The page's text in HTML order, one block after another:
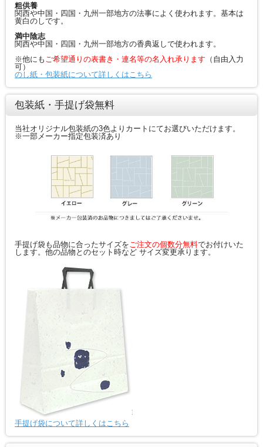
粗供養
関西や中国・四国・九州一部地方の法事によく使われます。基本は
黄白のしです。
満中陰志
関西や中国・四国・九州一部地方の香典返しで使われます。
※他にも ご希望通りの表書き・連名等の名入れ承ります （自由入力
可）
のし紙・包装紙について詳しくはこちら
包装紙・手提げ袋無料
当社オリジナル包装紙の3色よりカートにてお選びいただけます。
※一部メーカー指定包装済あり
手提げ袋も品物に合ったサイズを ご注文の個数分無料でお付けいた
します。他の品物とのセット時など サイズ変更承ります。
手提げ袋について詳しくはこちら